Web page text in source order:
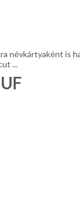
névkártyaként is
...